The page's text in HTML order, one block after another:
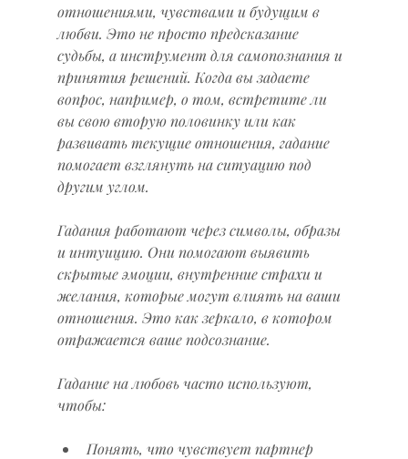
отношениями, чувствами и будущим в
любви. Это не просто предсказание
судьбы, а инструмент для самопознания и
принятия решений. Когда вы задаете
вопрос, например, о том, встретите ли
вы свою вторую половинку или как
развивать текущие отношения, гадание
помогает взглянуть на ситуацию под
другим углом.
Гадания работают через символы, образы
и интуицию. Они помогают выявить
скрытые эмоции, внутренние страхи и
желания, которые могут влиять на ваши
отношения. Это как зеркало, в котором
отражается ваше подсознание.
Гадание на любовь часто используют,
чтобы:
Понять, что чувствует партнер